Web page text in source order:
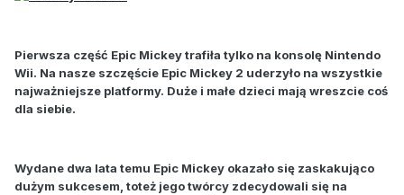
Pierwsza część Epic Mickey trafiła tylko na konsolę Nintendo
Wii. Na nasze szczęście Epic Mickey 2 uderzyło na wszystkie
najważniejsze platformy. Duże i małe dzieci mają wreszcie coś
dla siebie.
Wydane dwa lata temu Epic Mickey okazało się zaskakująco
dużym sukcesem, toteż jego twórcy zdecydowali się na